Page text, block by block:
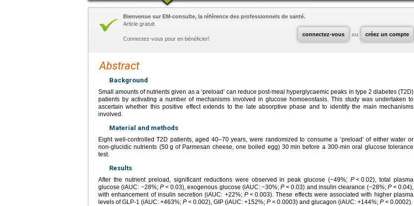
connectez-vous ou créez un compte
Bienvenue sur EM-consulte, la référence des professionnels de santé.
Article gratuit.
Connectez-vous pour en bénéficier!
Abstract
Background
Small amounts of nutrients given as a ‘preload’ can reduce post-meal hyperglycaemic peaks in type 2 diabetes (T2D)
patients by activating a number of mechanisms involved in glucose homoeostasis. This study was undertaken to
ascertain whether this positive effect extends to the late absorptive phase and to identify the main mechanisms
involved.
Material and methods
Eight well-controlled T2D patients, aged 40–70 years, were randomized to consume a ‘preload’ of either water or
non-glucidic nutrients (50 g of Parmesan cheese, one boiled egg) 30 min before a 300-min oral glucose tolerance
test.
Results
After the nutrient preload, significant reductions were observed in peak glucose (−49%;P < 0.02), total plasma
glucose (iAUC: −28%; P < 0.03), exogenous glucose (iAUC: −30%;P < 0.03) and insulin clearance (−28%;P < 0.04),
with enhancement of insulin secretion (iAUC: +22%; P < 0.003). These effects were associated with higher plasma
levels of GLP-1 (iAUC: +463%; P < 0.002), GIP (iAUC: +152%; P < 0.0003) and glucagon (iAUC: +144%; P < 0.0002).